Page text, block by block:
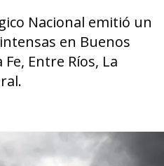
Nacional emitió un
en Buenos
Entre Ríos, La